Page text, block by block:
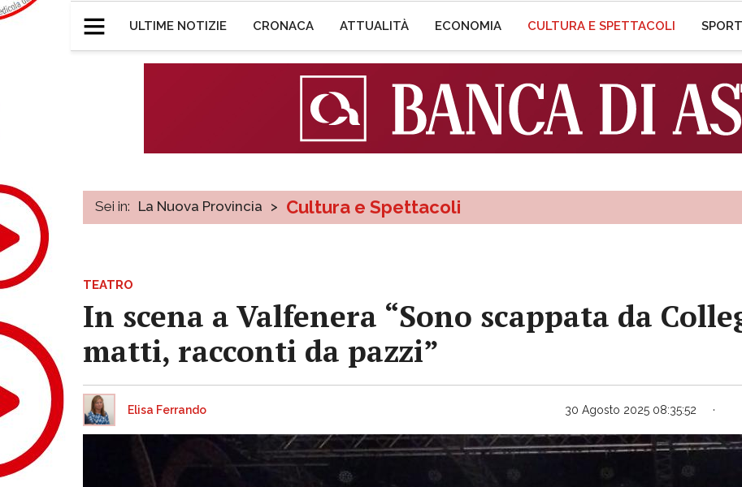
ULTIME NOTIZIE CRONACA ATTUALITÀ ECONOMIA CULTURA E SPETTACOLI SPORT
Sei in: La Nuova Provincia > Cultura e Spettacoli
TEATRO
In scena a Valfenera “Sono scappata da
matti, racconti da pazzi”
Elisa Ferrando 30 Agosto 2025 08:35:52